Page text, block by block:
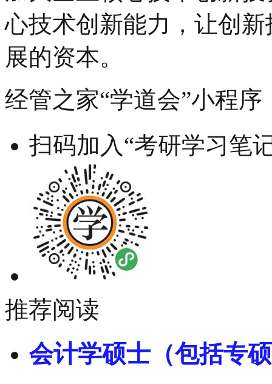
心技术创新能力，让创
展的资本。
经管之家“学道会”小程序
扫码加入“考研学习笔
推荐阅读
会计学硕士（包括专